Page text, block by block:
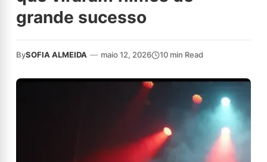
grande sucesso
BySOFIA ALMEIDA — maio 12, 2026 10 min Read